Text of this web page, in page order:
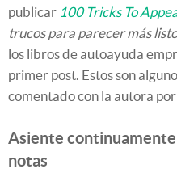
publicar 100 Tricks To
trucos para parecer más
los libros de autoayuda
primer post. Estos son
comentado con la autora
Asiente
notas